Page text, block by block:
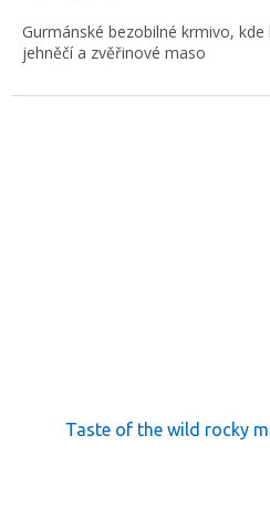
Gurmánské bezobilné krmivo,
jehněčí a zvěřinové maso
Taste of the wild rocky